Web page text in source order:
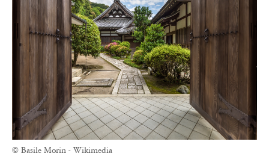
© Basile Morin - Wikimedia